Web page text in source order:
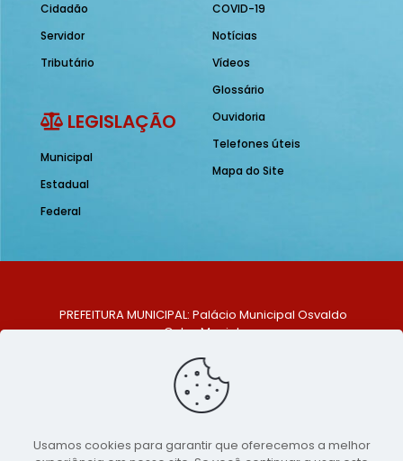
Cidadão
Servidor
Tributário
LEGISLAÇÃO
Municipal
Estadual
Federal
COVID-19
Notícias
Vídeos
Glossário
Ouvidoria
Telefones úteis
Mapa do Site
PREFEITURA MUNICIPAL: Palácio Municipal Osvaldo
Celso Maciel
Centro, São Bento do Una - PE. CEP: 553370-128
TELEFONE: (81) 99548-1569
E-MAIL: ouvidoria@saobentodouna.pe.gov.br
Usamos cookies para garantir que oferecemos a melhor